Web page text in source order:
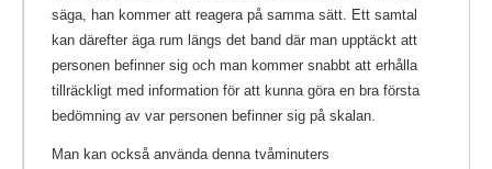
säga, han kommer att reagera på samma sätt. Ett samtal
kan därefter äga rum längs det band där man upptäckt att
personen befinner sig och man kommer snabbt att erhålla
tillräckligt med information för att kunna göra en bra första
bedömning av var personen befinner sig på skalan.
Man kan också använda denna tvåminuters